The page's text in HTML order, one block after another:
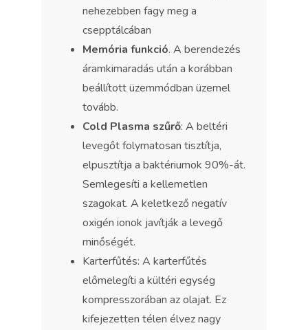
nehezebben fagy meg a
csepptálcában
Memória funkció. A berendezés
áramkimaradás után a korábban
beállított üzemmódban üzemel
tovább.
Cold Plasma szűrő: A beltéri
levegőt folymatosan tisztítja,
elpusztítja a baktériumok 90%-át.
Semlegesíti a kellemetlen
szagokat. A keletkező negatív
oxigén ionok javítják a levegő
minőségét.
Karterfűtés: A karterfűtés
előmelegíti a kültéri egység
kompresszorában az olajat. Ez
kifejezetten télen élvez nagy